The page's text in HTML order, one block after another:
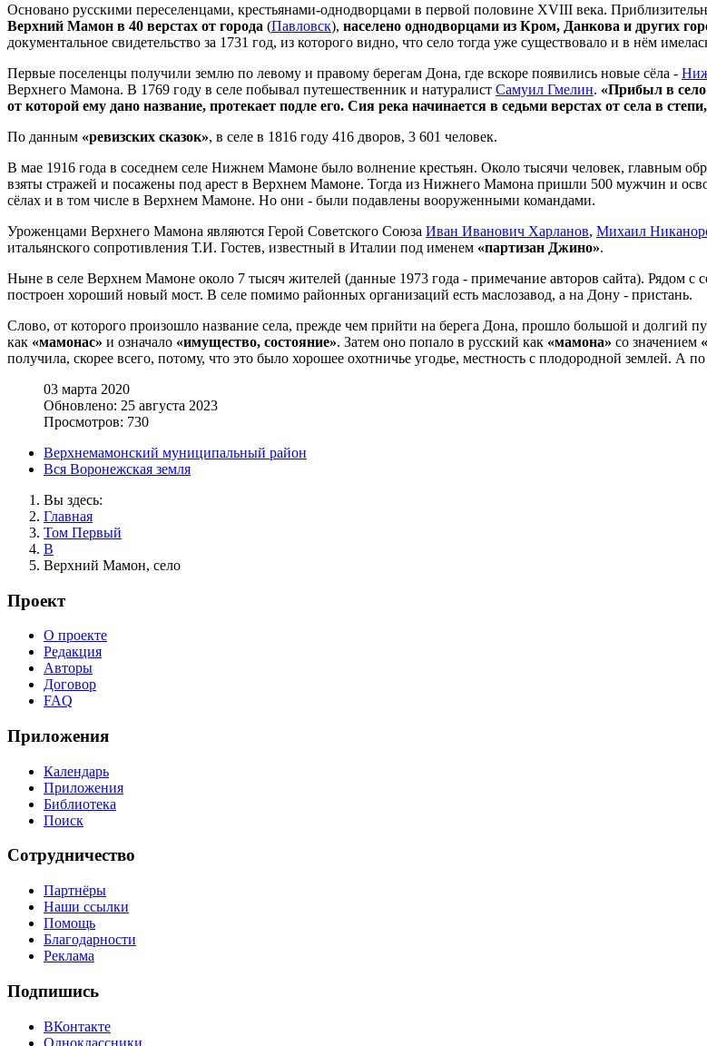
Основано русскими переселенцами, крестьянами-однодворцами в первой половине XVIII века.
Верхний Мамон в 40 верстах от города (Павловск), населено однодворцами из Кром, Данкова и других
документальное свидетельство за 1731 год, из которого видно, что село тогда уже существовало и в нём
Первые поселенцы получили землю по левому и правому берегам Дона, где вскоре появились новые сёла -
Верхнего Мамона. В 1769 году в селе побывал путешественник и натуралист Самуил Гмелин. «Прибыл в
от которой ему дано название, протекает подле его. Сия река начинается в седьми верстах от села в
По данным «ревизских сказок», в селе в 1816 году 416 дворов, 3 601 человек.
В мае 1916 года в соседнем селе Нижнем Мамоне было волнение крестьян. Около тысячи человек, главным
взяты стражей и посажены под арест в Верхнем Мамоне. Тогда из Нижнего Мамона пришли 500 мужчин и
сёлах и в том числе в Верхнем Мамоне. Но они - были подавлены вооруженными командами.
Уроженцами Верхнего Мамона являются Герой Советского Союза Иван Иванович Харланов, Михаил
итальянского сопротивления Т.И. Гостев, известный в Италии под именем «партизан Джино».
Ныне в селе Верхнем Мамоне около 7 тысяч жителей (данные 1973 года - примечание авторов сайта). Рядом
построен хороший новый мост. В селе помимо районных организаций есть маслозавод, а на Дону - пристань.
Слово, от которого произошло название села, прежде чем прийти на берега Дона, прошло большой и долгий
как «мамонас» и означало «имущество, состояние». Затем оно попало в русский как «мамона» со значением
получила, скорее всего, потому, что это было хорошее охотничье угодье, местность с плодородной землей. А по
03 марта 2020
Обновлено: 25 августа 2023
Просмотров: 730
Верхнемамонский муниципальный район
Вся Воронежская земля
Вы здесь:
Главная
Том Первый
В
Верхний Мамон, село
Проект
О проекте
Редакция
Авторы
Договор
FAQ
Приложения
Календарь
Приложения
Библиотека
Поиск
Сотрудничество
Партнёры
Наши ссылки
Помощь
Благодарности
Реклама
Подпишись
ВКонтакте
Одноклассники